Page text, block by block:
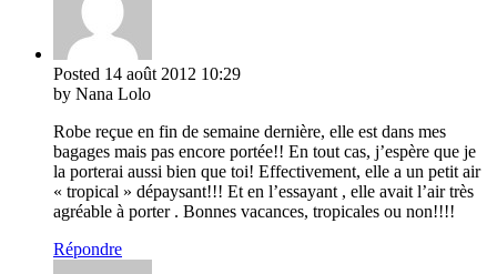
Posted 14 août 2012 10:29
by Nana Lolo
Robe reçue en fin de semaine dernière, elle est dans mes
bagages mais pas encore portée!! En tout cas, j’espère que je
la porterai aussi bien que toi! Effectivement, elle a un petit air
« tropical » dépaysant!!! Et en l’essayant , elle avait l’air très
agréable à porter . Bonnes vacances, tropicales ou non!!!!
Répondre